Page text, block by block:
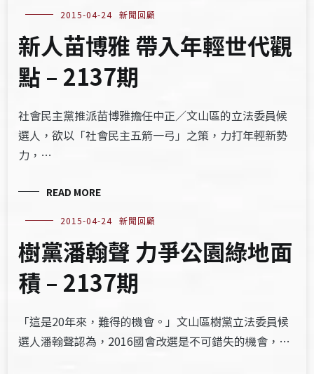
2015-04-24 新聞回顧
新人苗博雅 帶入年輕世代觀
點 – 2137期
社會民主黨推派苗博雅擔任中正／文山區的立法委員候
選人，欲以「社會民主五箭一弓」之策，力打年輕新勢
力，…
READ MORE
2015-04-24 新聞回顧
樹黨潘翰聲 力爭公園綠地面
積 – 2137期
「這是20年來，難得的機會。」文山區樹黨立法委員候
選人潘翰聲認為，2016國會改選是不可錯失的機會，…